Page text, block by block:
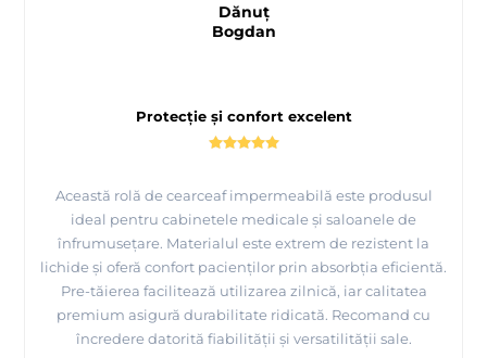
Protecție și confort excelent
Această rolă de cearceaf impermeabilă este produsul
ideal pentru cabinetele medicale și saloanele de
înfrumusețare. Materialul este extrem de rezistent la
lichide și oferă confort pacienților prin absorbția eficientă.
Pre-tăierea facilitează utilizarea zilnică, iar calitatea
premium asigură durabilitate ridicată. Recomand cu
încredere datorită fiabilității și versatilității sale.
Dănuț
Bogdan